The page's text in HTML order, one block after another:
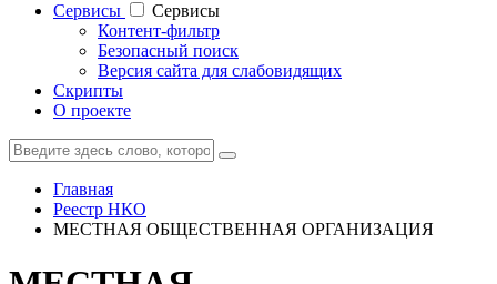
Cервисы
Cервисы
Контент-фильтр
Безопасный поиск
Версия сайта для слабовидящих
Скрипты
О проекте
Главная
Реестр НКО
МЕСТНАЯ ОБЩЕСТВЕННАЯ ОРГАНИЗАЦИЯ